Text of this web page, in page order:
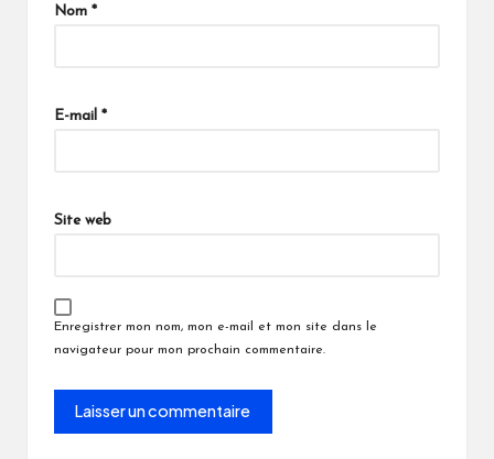
Nom *
E-mail *
Site web
Enregistrer mon nom, mon e-mail et mon site dans le
navigateur pour mon prochain commentaire.